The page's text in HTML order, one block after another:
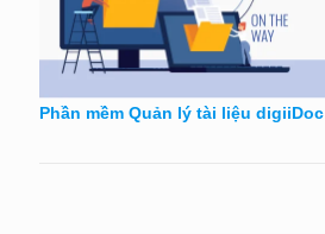
Phần mềm Quản lý tài liệu digiiDoc